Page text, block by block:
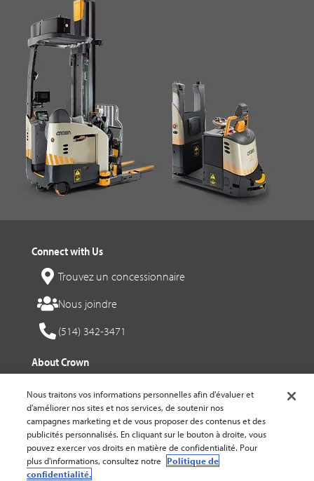
Connect with Us
Trouvez un concessionnaire
Nous joindre
(514) 342-3471
About Crown
Notre entreprise
Carrières
Social Media
Facebook
Nous traitons vos informations personnelles afin d'évaluer et
d'améliorer nos sites et nos services, de soutenir nos
campagnes marketing et de vous proposer des contenus et des
publicités personnalisés. En cliquant sur le bouton à droite, vous
pouvez exercer vos droits en matière de confidentialité. Pour
plus d'informations, consultez notre Politique de
confidentialité.